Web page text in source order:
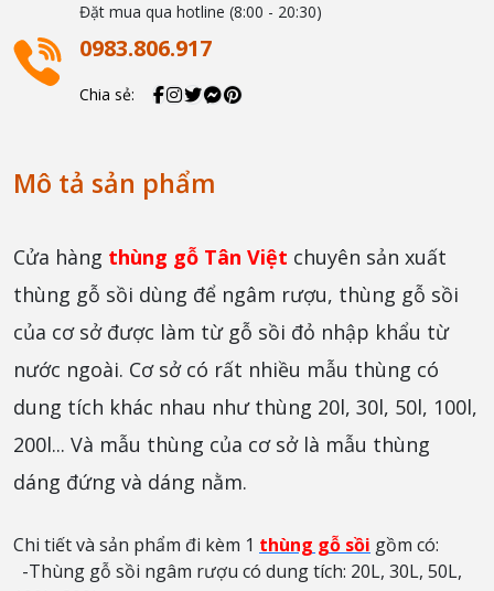
Đặt mua qua hotline (8:00 - 20:30)
0983.806.917
Chia sẻ:
Mô tả sản phẩm
Cửa hàng thùng gỗ Tân Việt chuyên sản xuất
thùng gỗ sồi dùng để ngâm rượu, thùng gỗ sồi
của cơ sở được làm từ gỗ sồi đỏ nhập khẩu từ
nước ngoài. Cơ sở có rất nhiều mẫu thùng có
dung tích khác nhau như thùng 20l, 30l, 50l, 100l,
200l... Và mẫu thùng của cơ sở là mẫu thùng
dáng đứng và dáng nằm.
Chi tiết và sản phẩm đi kèm 1 thùng gỗ sồi gồm có:
-Thùng gỗ sồi ngâm rượu có dung tích: 20L, 30L, 50L,